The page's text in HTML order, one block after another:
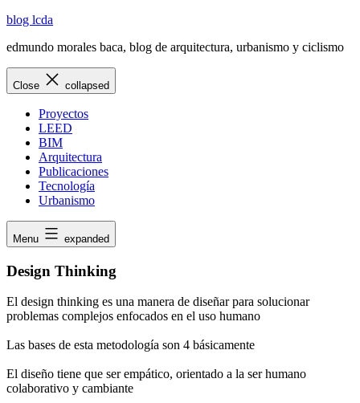
Skip
content
blog lcda
edmundo morales baca, blog de arquitectura, urbanismo y ciclismo
Close collapsed
Proyectos
LEED
BIM
Arquitectura
Publicaciones
Tecnología
Urbanismo
Menu expanded
Design Thinking
El design thinking es una manera de diseñar para solucionar
problemas complejos enfocados en el uso humano
Las bases de esta metodología son 4 básicamente
El diseño tiene que ser empático, orientado a la ser humano
colaborativo y cambiante